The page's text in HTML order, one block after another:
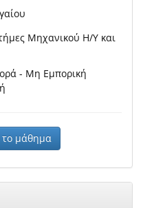
Μηχανικού Η/Υ και
- Μη Εμπορική
το μάθημα